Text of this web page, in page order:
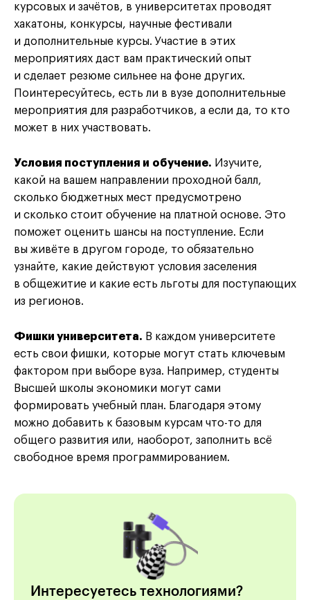
курсовых и зачётов, в университетах проводят
хакатоны, конкурсы, научные фестивали
и дополнительные курсы. Участие в этих
мероприятиях даст вам практический опыт
и сделает резюме сильнее на фоне других.
Поинтересуйтесь, есть ли в вузе дополнительные
мероприятия для разработчиков, а если да, то кто
может в них участвовать.
Условия поступления и обучение. Изучите,
какой на вашем направлении проходной балл,
сколько бюджетных мест предусмотрено
и сколько стоит обучение на платной основе. Это
поможет оценить шансы на поступление. Если
вы живёте в другом городе, то обязательно
узнайте, какие действуют условия заселения
в общежитие и какие есть льготы для поступающих
из регионов.
Фишки университета. В каждом университете
есть свои фишки, которые могут стать ключевым
фактором при выборе вуза. Например, студенты
Высшей школы экономики могут сами
формировать учебный план. Благодаря этому
можно добавить к базовым курсам что-то для
общего развития или, наоборот, заполнить всё
свободное время программированием.
Интересуетесь технологиями?